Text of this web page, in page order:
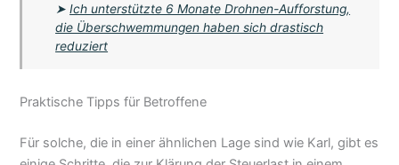
➤Ich unterstützte 6 Monate Drohnen-Aufforstung,
die Überschwemmungen haben sich drastisch
reduziert
Praktische Tipps für Betroffene
Für solche, die in einer ähnlichen Lage sind wie Karl, gibt es